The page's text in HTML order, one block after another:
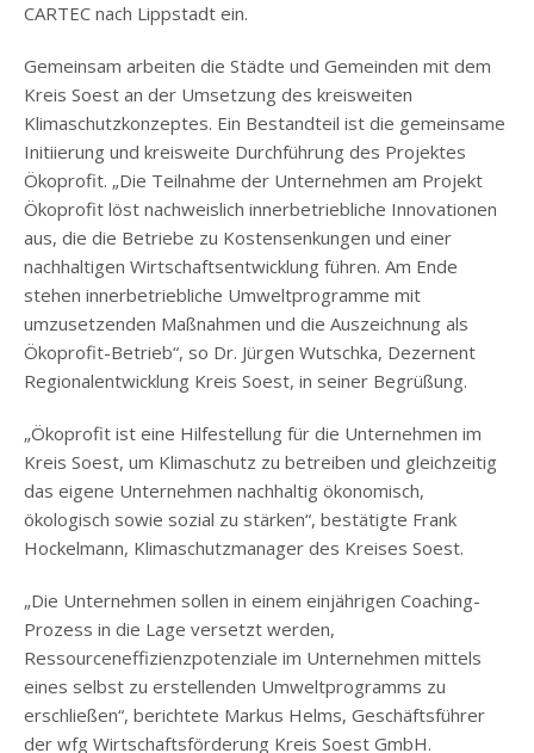
CARTEC nach Lippstadt ein.
Gemeinsam arbeiten die Städte und Gemeinden mit dem
Kreis Soest an der Umsetzung des kreisweiten
Klimaschutzkonzeptes. Ein Bestandteil ist die gemeinsame
Initiierung und kreisweite Durchführung des Projektes
Ökoprofit. „Die Teilnahme der Unternehmen am Projekt
Ökoprofit löst nachweislich innerbetriebliche Innovationen
aus, die die Betriebe zu Kostensenkungen und einer
nachhaltigen Wirtschaftsentwicklung führen. Am Ende
stehen innerbetriebliche Umweltprogramme mit
umzusetzenden Maßnahmen und die Auszeichnung als
Ökoprofit-Betrieb“, so Dr. Jürgen Wutschka, Dezernent
Regionalentwicklung Kreis Soest, in seiner Begrüßung.
„Ökoprofit ist eine Hilfestellung für die Unternehmen im
Kreis Soest, um Klimaschutz zu betreiben und gleichzeitig
das eigene Unternehmen nachhaltig ökonomisch,
ökologisch sowie sozial zu stärken“, bestätigte Frank
Hockelmann, Klimaschutzmanager des Kreises Soest.
„Die Unternehmen sollen in einem einjährigen Coaching-
Prozess in die Lage versetzt werden,
Ressourceneffizienzpotenziale im Unternehmen mittels
eines selbst zu erstellenden Umweltprogramms zu
erschließen“, berichtete Markus Helms, Geschäftsführer
der wfg Wirtschaftsförderung Kreis Soest GmbH.